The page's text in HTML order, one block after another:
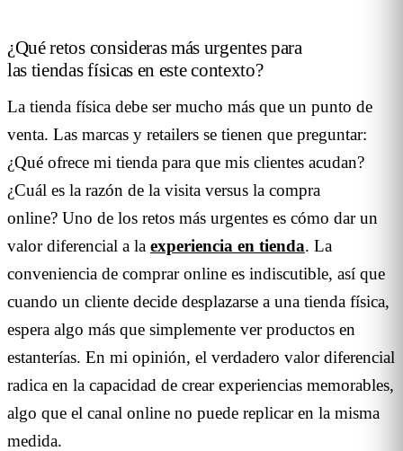
¿Qué retos consideras más urgentes para
las tiendas físicas en este contexto?
La tienda física debe ser mucho más que un punto de
venta. Las marcas y retailers se tienen que preguntar:
¿Qué ofrece mi tienda para que mis clientes acudan?
¿Cuál es la razón de la visita versus la compra
online? Uno de los retos más urgentes es cómo dar un
valor diferencial a la experiencia en tienda. La
conveniencia de comprar online es indiscutible, así que
cuando un cliente decide desplazarse a una tienda física,
espera algo más que simplemente ver productos en
estanterías. En mi opinión, el verdadero valor diferencial
radica en la capacidad de crear experiencias memorables,
algo que el canal online no puede replicar en la misma
medida.